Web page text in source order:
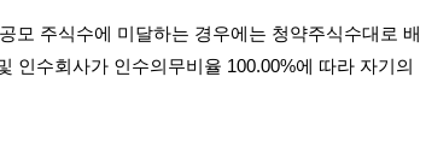
모 주식수에 미달하는 경우에는 청약주식수대로 배
인수회사가 인수의무비율 100.00%에 따라 자기의